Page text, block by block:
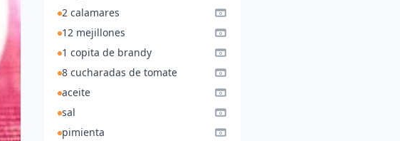
2 calamares
12 mejillones
1 copita de brandy
8 cucharadas de tomate
aceite
sal
pimienta